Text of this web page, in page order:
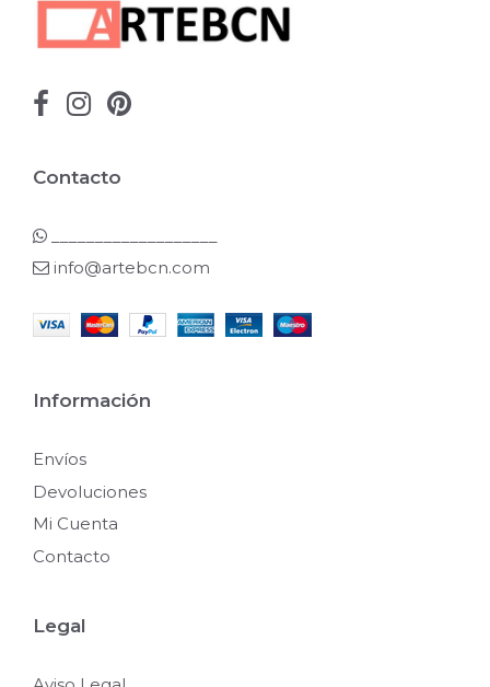
Contacto
info@artebcn.com
Información
Envíos
Devoluciones
Mi Cuenta
Contacto
Legal